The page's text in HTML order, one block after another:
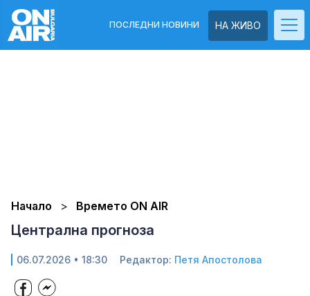
НА ЖИВО
ПОСЛЕДНИ НОВИНИ
Начало Времето ON AIR
Централна прогноза
06.07.2026 • 18:30 Редактор: Петя Апостолова